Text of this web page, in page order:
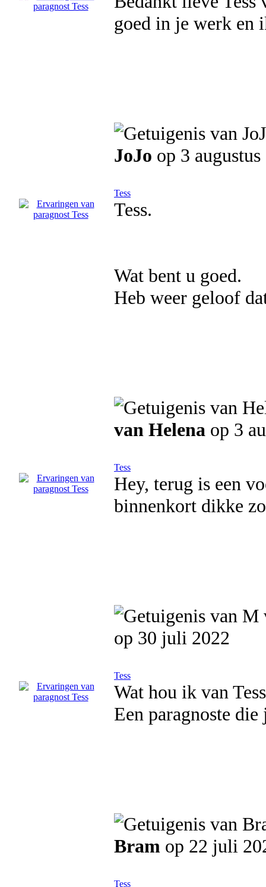
goed in je werk en
JoJo op 3
Tess
Tess.
Wat bent u goed.
Heb weer geloof
van Helena op 3
Tess
Hey, terug is een
binnenkort dikke
op 30 juli 2022
Tess
Wat hou ik van
Een paragnoste
Bram op 22 juli
Tess